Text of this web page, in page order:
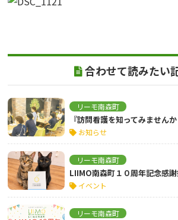
合わせて読みたい
リーモ南森町
『訪問看護を知ってみませんか
お知らせ
リーモ南森町
LIIMO南森町１０周年記念感謝
イベント
リーモ南森町